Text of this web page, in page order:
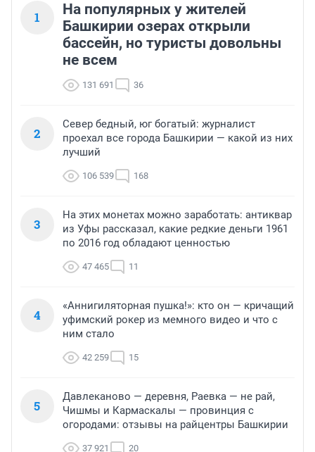
1
На популярных у жителей
Башкирии озерах открыли
бассейн, но туристы довольны
не всем
131 691 36
2
Север бедный, юг богатый: журналист
проехал все города Башкирии — какой из них
лучший
106 539 168
3
На этих монетах можно заработать: антиквар
из Уфы рассказал, какие редкие деньги 1961
по 2016 год обладают ценностью
47 465 11
4
«Аннигиляторная пушка!»: кто он — кричащий
уфимский рокер из мемного видео и что с
ним стало
42 259 15
5
Давлеканово — деревня, Раевка — не рай,
Чишмы и Кармаскалы — провинция с
огородами: отзывы на райцентры Башкирии
37 921 20